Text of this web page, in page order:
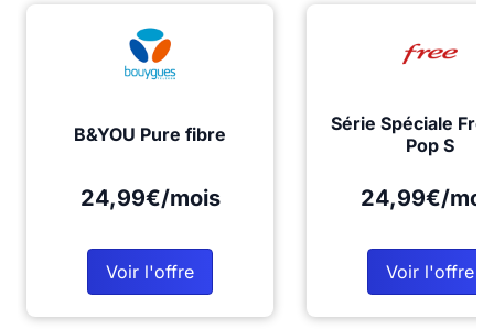
B&YOU Pure fibre
24,99€/mois
Voir l'offre
Série Spéciale
Pop S
24,99€/
Voir l'offre